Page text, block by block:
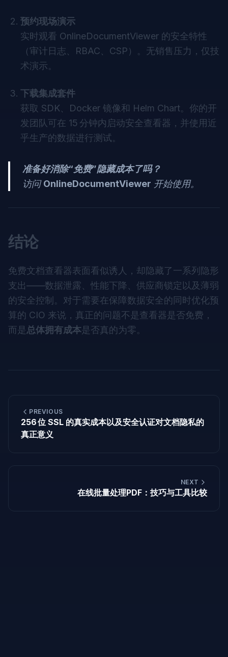
预约现场演示
实时观看 OnlineDocumentViewer 的安全特性
（审计日志、RBAC、CSP）。无销售压力，仅技
术演示。
下载集成套件
获取 SDK、Docker 镜像和 Helm Chart。你的开
发团队可在 15 分钟内启动安全查看器，并使用近
乎生产的数据进行测试。
准备好消除“免费”隐藏成本了吗？
访问OnlineDocumentViewer 开始使用。
结论
免费文档查看器表面看似诱人，却隐藏了一系列隐形
支出——数据泄露、性能下降、供应商锁定以及薄弱
的安全控制。对于需要在保障数据安全的同时优化预
算的 CIO 来说，真正的问题不是查看器是否免费，
而是总体拥有成本是否真的为零。
PREVIOUS
256 位 SSL 的真实成本以及安全认证对文档隐私的
真正意义
NEXT
在线批量处理PDF：技巧与工具比较